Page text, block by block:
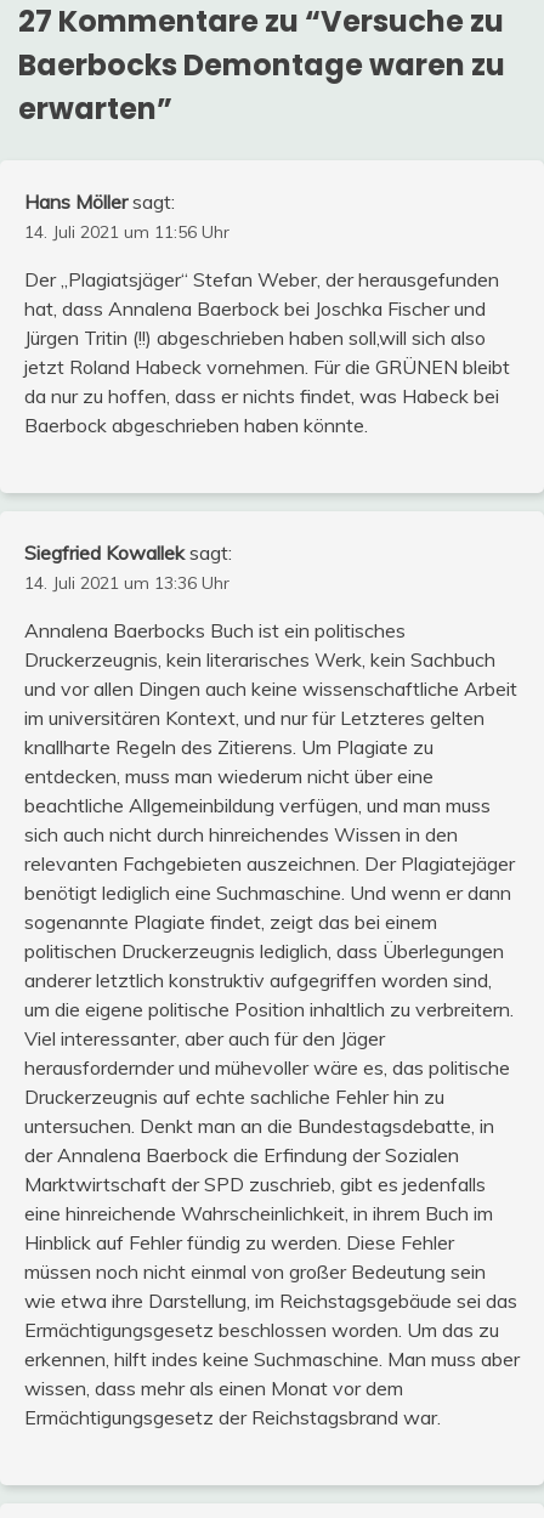
27 Kommentare zu “Versuche zu
Baerbocks Demontage waren zu
erwarten”
Hans Möller sagt:
14. Juli 2021 um 11:56 Uhr
Der „Plagiatsjäger“ Stefan Weber, der herausgefunden
hat, dass Annalena Baerbock bei Joschka Fischer und
Jürgen Tritin (!!) abgeschrieben haben soll,will sich also
jetzt Roland Habeck vornehmen. Für die GRÜNEN bleibt
da nur zu hoffen, dass er nichts findet, was Habeck bei
Baerbock abgeschrieben haben könnte.
Siegfried Kowallek sagt:
14. Juli 2021 um 13:36 Uhr
Annalena Baerbocks Buch ist ein politisches
Druckerzeugnis, kein literarisches Werk, kein Sachbuch
und vor allen Dingen auch keine wissenschaftliche Arbeit
im universitären Kontext, und nur für Letzteres gelten
knallharte Regeln des Zitierens. Um Plagiate zu
entdecken, muss man wiederum nicht über eine
beachtliche Allgemeinbildung verfügen, und man muss
sich auch nicht durch hinreichendes Wissen in den
relevanten Fachgebieten auszeichnen. Der Plagiatejäger
benötigt lediglich eine Suchmaschine. Und wenn er dann
sogenannte Plagiate findet, zeigt das bei einem
politischen Druckerzeugnis lediglich, dass Überlegungen
anderer letztlich konstruktiv aufgegriffen worden sind,
um die eigene politische Position inhaltlich zu verbreitern.
Viel interessanter, aber auch für den Jäger
herausfordernder und mühevoller wäre es, das politische
Druckerzeugnis auf echte sachliche Fehler hin zu
untersuchen. Denkt man an die Bundestagsdebatte, in
der Annalena Baerbock die Erfindung der Sozialen
Marktwirtschaft der SPD zuschrieb, gibt es jedenfalls
eine hinreichende Wahrscheinlichkeit, in ihrem Buch im
Hinblick auf Fehler fündig zu werden. Diese Fehler
müssen noch nicht einmal von großer Bedeutung sein
wie etwa ihre Darstellung, im Reichstagsgebäude sei das
Ermächtigungsgesetz beschlossen worden. Um das zu
erkennen, hilft indes keine Suchmaschine. Man muss aber
wissen, dass mehr als einen Monat vor dem
Ermächtigungsgesetz der Reichstagsbrand war.